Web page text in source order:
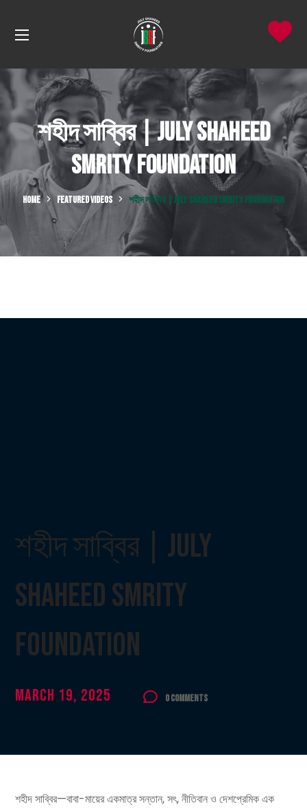
শহীদ সাব্বির | July Shaheed
Smrity Foundation
HOME FEATURED VIDEOS শহীদ সাব্বির | JULY SHAHEED SMRITY FOUNDATION
শহীদ সাব্বির | July
Shaheed Smrity
Foundation
March 19, 2025 0 Comments
শহীদ সাব্বির—বাবা-মায়ের একমাত্র সন্তান, সৎ, নীতিবান ও দেশপ্রেমিক এক